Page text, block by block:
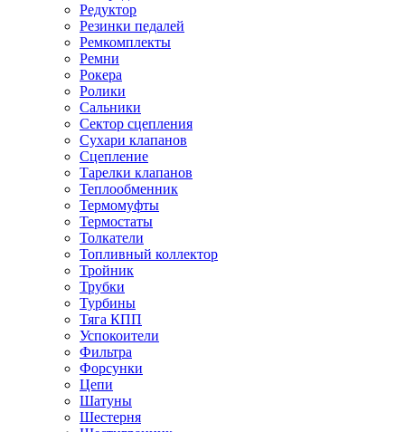
Редуктор
Резинки педалей
Ремкомплекты
Ремни
Рокера
Ролики
Сальники
Сектор сцепления
Сухари клапанов
Сцепление
Тарелки клапанов
Теплообменник
Термомуфты
Термостаты
Толкатели
Топливный коллектор
Тройник
Трубки
Турбины
Тяга КПП
Успокоители
Фильтра
Форсунки
Цепи
Шатуны
Шестерня